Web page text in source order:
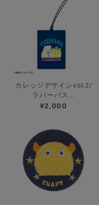
カレッジデザインvol.2/
ラバーパス...
¥2,000